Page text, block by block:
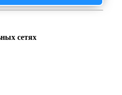
сетях